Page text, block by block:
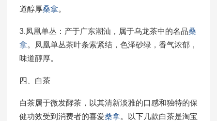
道醇厚桑拿。
3.凤凰单丛：产于广东潮汕，属于乌龙茶中的名品桑
拿。凤凰单丛茶叶条索紧结，色泽砂绿，香气浓郁，
味道醇厚。
四、白茶
白茶属于微发酵茶，以其清新淡雅的口感和独特的保
健功效受到消费者的喜爱桑拿。以下几款白茶是淘宝